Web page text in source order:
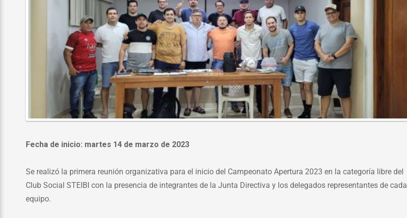
Fecha de inicio: martes 14 de marzo de 2023
Se realizó la primera reunión organizativa para el inicio del Campeonato Apertura 2023 en la categoría libre del
Club Social STEIBI con la presencia de integrantes de la Junta Directiva y los delegados representantes de cada
equipo.